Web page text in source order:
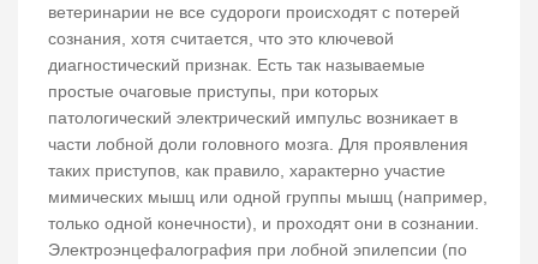
ветеринарии не все судороги происходят с потерей
сознания, хотя считается, что это ключевой
диагностический признак. Есть так называемые
простые очаговые приступы, при которых
патологический электрический импульс возникает в
части лобной доли головного мозга. Для проявления
таких приступов, как правило, характерно участие
мимических мышц или одной группы мышц (например,
только одной конечности), и проходят они в сознании.
Электроэнцефалография при лобной эпилепсии (по